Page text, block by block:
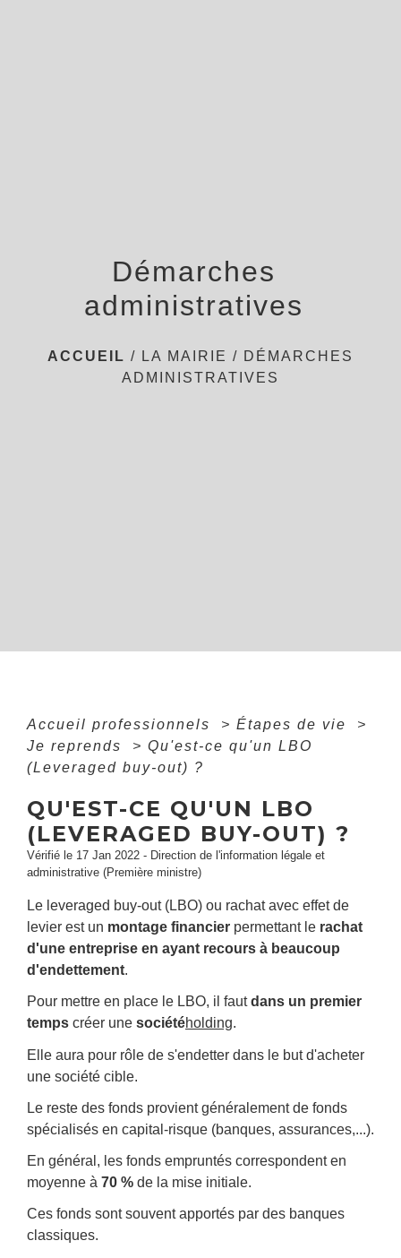
Démarches
administratives
ACCUEIL / LA MAIRIE / DÉMARCHES
ADMINISTRATIVES
Accueil professionnels > Étapes de vie
>
Je reprends
> Qu'est-ce qu'un LBO
(Leveraged buy-out) ?
QU'EST-CE QU'UN LBO
(LEVERAGED BUY-OUT) ?
Vérifié le 17 Jan 2022 - Direction de l'information légale et
administrative (Première ministre)
Le leveraged buy-out(LBO) ou rachat avec effet de
levier est un montage financier permettant le rachat
d'une entreprise en ayant recours à beaucoup
d'endettement.
Pour mettre en place le LBO, il fautdans un premier
temps créer une sociétéholding.
Elle aura pour rôle de s'endetter dans le but d'acheter
une société cible.
Le reste des fonds provient généralement de fonds
spécialisés en capital-risque (banques, assurances,...).
En général, les fonds empruntés correspondent en
moyenne à 70 % de la mise initiale.
Ces fonds sont souvent apportés par des banques
classiques.